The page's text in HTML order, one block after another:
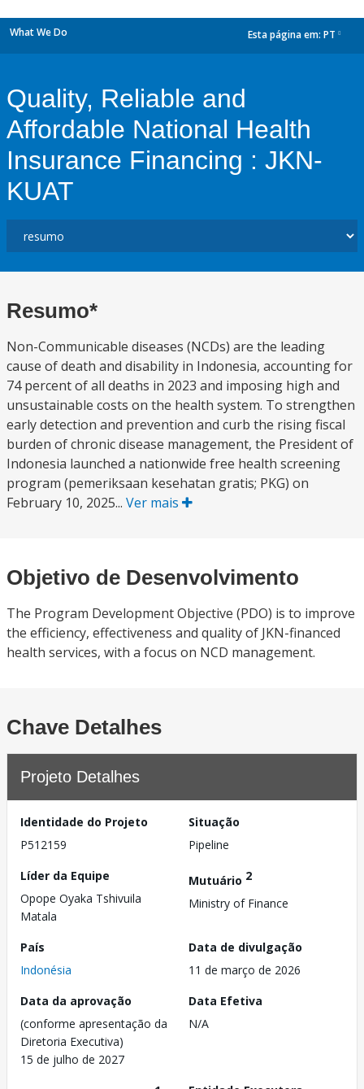
What We Do Esta página em: PT
Quality, Reliable and
Affordable National Health
Insurance Financing : JKN-
KUAT
Resumo*
Non-Communicable diseases (NCDs) are the leading
cause of death and disability in Indonesia, accounting for
74 percent of all deaths in 2023 and imposing high and
unsustainable costs on the health system. To strengthen
early detection and prevention and curb the rising fiscal
burden of chronic disease management, the President of
Indonesia launched a nationwide free health screening
program (pemeriksaan kesehatan gratis; PKG) on
February 10, 2025... Ver mais
Objetivo de Desenvolvimento
The Program Development Objective (PDO) is to improve
the efficiency, effectiveness and quality of JKN-financed
health services, with a focus on NCD management.
Chave Detalhes
Projeto Detalhes
Identidade do Projeto
P512159
Situação
Pipeline
Líder da Equipe
Opope Oyaka Tshivuila
Matala
Mutuário 2
Ministry of Finance
País
Indonésia
Data de divulgação
11 de março de 2026
Data da aprovação
(conforme apresentação da
Diretoria Executiva)
15 de julho de 2027
Data Efetiva
N/A